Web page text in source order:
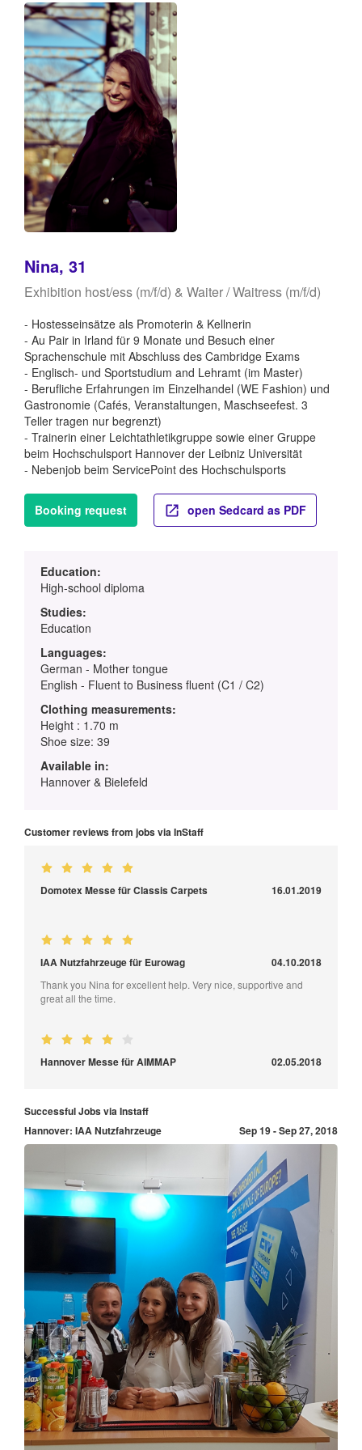
Nina, 31
Exhibition host/ess (m/f/d) & Waiter / Waitress (m/f/d)
- Hostesseinsätze als Promoterin & Kellnerin
- Au Pair in Irland für 9 Monate und Besuch einer
Sprachenschule mit Abschluss des Cambridge Exams
- Englisch- und Sportstudium and Lehramt (im Master)
- Berufliche Erfahrungen im Einzelhandel (WE Fashion) und
Gastronomie (Cafés, Veranstaltungen, Maschseefest. 3
Teller tragen nur begrenzt)
- Trainerin einer Leichtathletikgruppe sowie einer Gruppe
beim Hochschulsport Hannover der Leibniz Universität
- Nebenjob beim ServicePoint des Hochschulsports
Booking request open Sedcard as PDF
Education:
High-school diploma
Studies:
Education
Languages:
German - Mother tongue
English - Fluent to Business fluent (C1 / C2)
Clothing measurements:
Height : 1.70 m
Shoe size: 39
Available in:
Hannover & Bielefeld
Customer reviews from jobs via InStaff
Domotex Messe für Classis Carpets 16.01.2019
IAA Nutzfahrzeuge für Eurowag 04.10.2018
Thank you Nina for excellent help. Very nice, supportive and
great all the time.
Hannover Messe für AIMMAP 02.05.2018
Successful Jobs via Instaff
Hannover: IAA Nutzfahrzeuge
Sep 19 - Sep 27, 2018